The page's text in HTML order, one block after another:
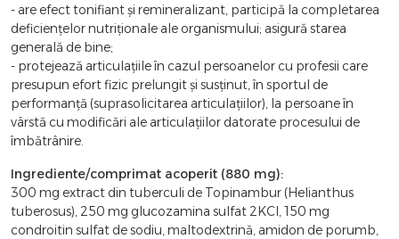
- are efect tonifiant şi remineralizant, participă la completarea
deficienţelor nutriţionale ale organismului; asigură starea
generală de bine;
- protejează articulaţiile în cazul persoanelor cu profesii care
presupun efort fizic prelungit şi susţinut, în sportul de
performanţă (suprasolicitarea articulaţiilor), la persoane în
vârstă cu modificări ale articulaţiilor datorate procesului de
îmbătrânire.
Ingrediente/comprimat acoperit (880 mg):
300 mg extract din tuberculi de Topinambur (Helianthus
tuberosus), 250 mg glucozamina sulfat 2KCl, 150 mg
condroitin sulfat de sodiu, maltodextrină, amidon de porumb,